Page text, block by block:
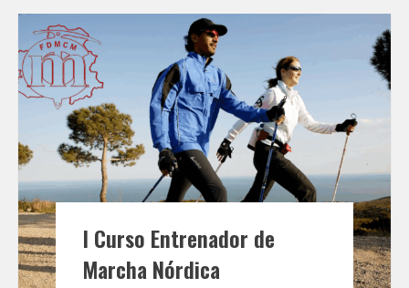
I Curso Entrenador de
Marcha Nórdica